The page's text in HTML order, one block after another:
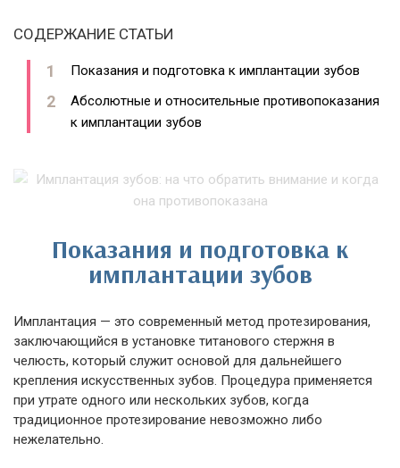
СОДЕРЖАНИЕ СТАТЬИ
Показания и подготовка к имплантации зубов
Абсолютные и относительные противопоказания
к имплантации зубов
Показания и подготовка к
имплантации зубов
Имплантация — это современный метод протезирования,
заключающийся в установке титанового стержня в
челюсть, который служит основой для дальнейшего
крепления искусственных зубов. Процедура применяется
при утрате одного или нескольких зубов, когда
традиционное протезирование невозможно либо
нежелательно.